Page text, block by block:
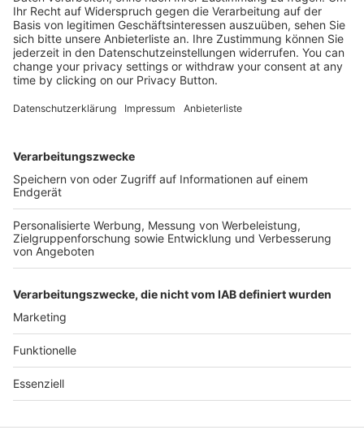
Kostenlose Rücksendung bis zu 14 Tage nach
Bestelleingang (innerhalb Deutschlands).
Versandkosten.
Der Bestellprozess ist mit Hilfe eines SSL-
SERVICE HOTLINE
SHOP SERVICE